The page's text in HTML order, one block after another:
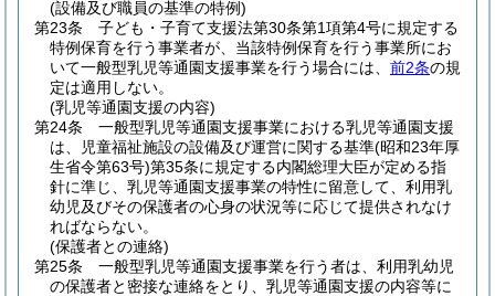
(設備及び職員の基準の特例)
第23条
子ども・子育て支援法第30条第1項第4号に規定する
特例保育を行う事業者が、当該特例保育を行う事業所にお
いて一般型乳児等通園支援事業を行う場合には、 前2条の規
定は適用しない。
(乳児等通園支援の内容)
第24条
一般型乳児等通園支援事業における乳児等通園支援
は、児童福祉施設の設備及び運営に関する基準(昭和23年厚
生省令第63号)第35条に規定する内閣総理大臣が定める指
針に準じ、乳児等通園支援事業の特性に留意して、利用乳
幼児及びその保護者の心身の状況等に応じて提供されなけ
ればならない。
(保護者との連絡)
第25条
一般型乳児等通園支援事業を行う者は、利用乳幼児
の保護者と密接な連絡をとり、乳児等通園支援の内容等に